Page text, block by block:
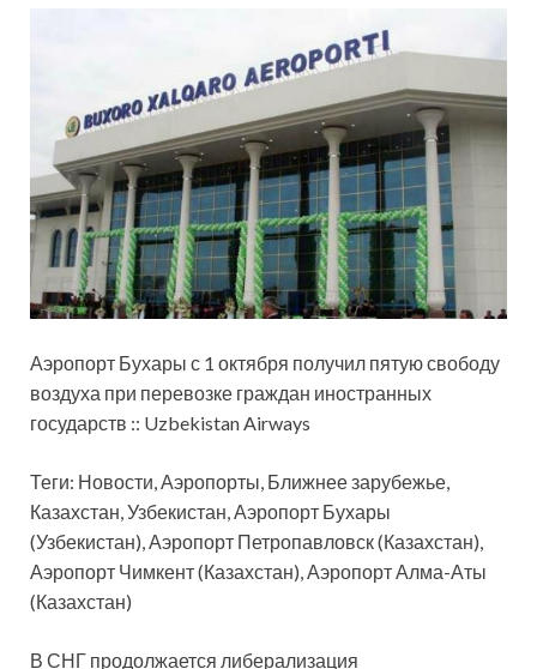
Аэропорт Бухары с 1 октября получил пятую свободу
воздуха при перевозке граждан иностранных
государств :: Uzbekistan Airways
Теги: Новости, Аэропорты, Ближнее зарубежье,
Казахстан, Узбекистан, Аэропорт Бухары
(Узбекистан), Аэропорт Петропавловск (Казахстан),
Аэропорт Чимкент(Казахстан), Аэропорт Алма-Аты
(Казахстан)
В СНГ продолжается либерализация